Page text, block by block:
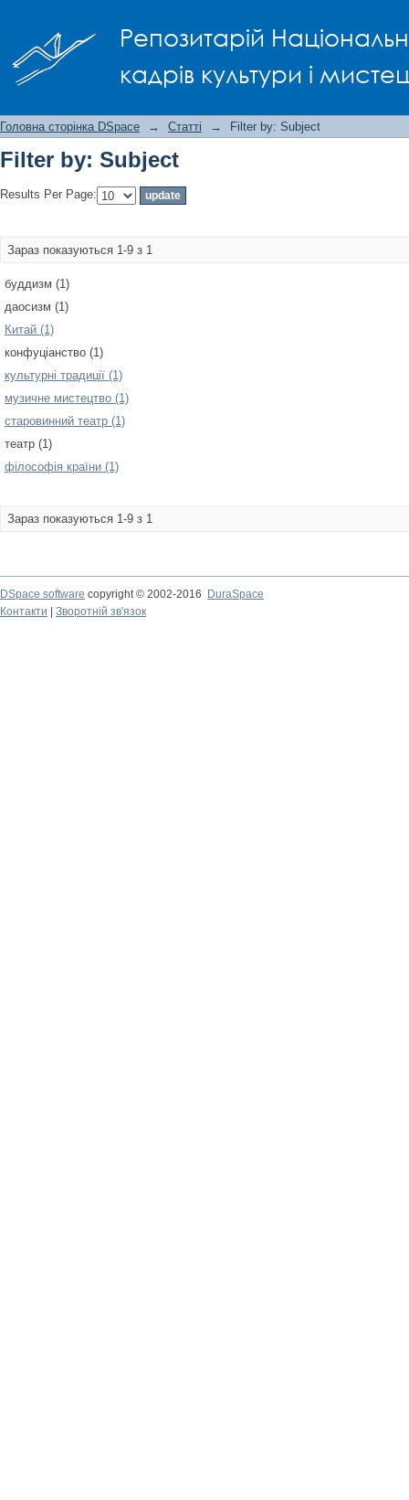
Репозитарій
кадрів культури і
Головна сторінка DSpace → Статті → Filter by: Subject
Filter by: Subject
Results Per Page:
Зараз показуються 1-9 з 1
буддизм (1)
даосизм (1)
Китай (1)
конфуціанство (1)
культурні традиції (1)
музичне мистецтво (1)
старовинний театр (1)
театр (1)
філософія країни (1)
Зараз показуються 1-9 з 1
DSpace software copyright © 2002-2016
DuraSpace
Контакти
Зворотній зв'язок